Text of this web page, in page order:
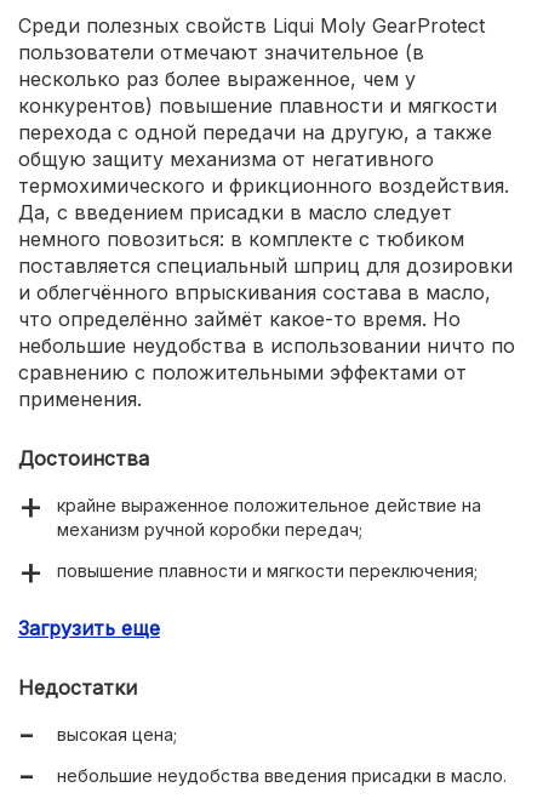
Среди полезных свойств Liqui Moly GearProtect
пользователи отмечают значительное (в
несколько раз более выраженное, чем у
конкурентов) повышение плавности и мягкости
перехода с одной передачи на другую, а также
общую защиту механизма от негативного
термохимического и фрикционного воздействия.
Да, с введением присадки в масло следует
немного повозиться: в комплекте с тюбиком
поставляется специальный шприц для дозировки
и облегчённого впрыскивания состава в масло,
что определённо займёт какое-то время. Но
небольшие неудобства в использовании ничто по
сравнению с положительными эффектами от
применения.
Достоинства
крайне выраженное положительное действие на
механизм ручной коробки передач;
повышение плавности и мягкости переключения;
тысяч километров).
Загрузить еще
Недостатки
высокая цена;
небольшие неудобства введения присадки в масло.